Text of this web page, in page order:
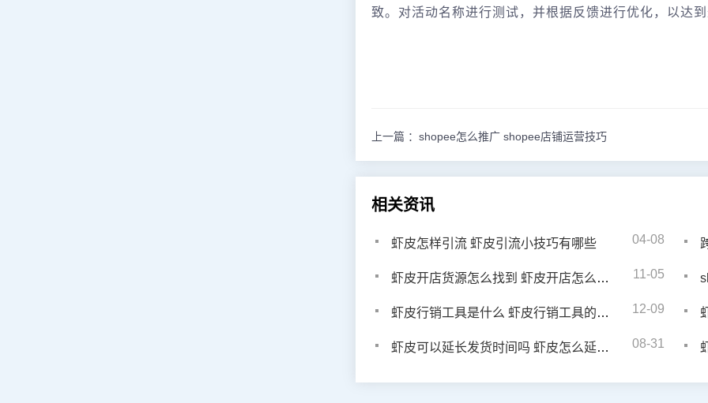
致。对活动名称进行测试，并根据反馈进行优化，以达
上一篇 ： shopee怎么推广 shopee店铺运营技巧
相关资讯
虾皮怎样引流 虾皮引流小技巧有哪些 04-08
虾皮开店货源怎么找到 虾皮开店怎么选货源 11-05
虾皮行销工具是什么 虾皮行销工具的使用 12-09
虾皮可以延长发货时间吗 虾皮怎么延长发货时间 08-31